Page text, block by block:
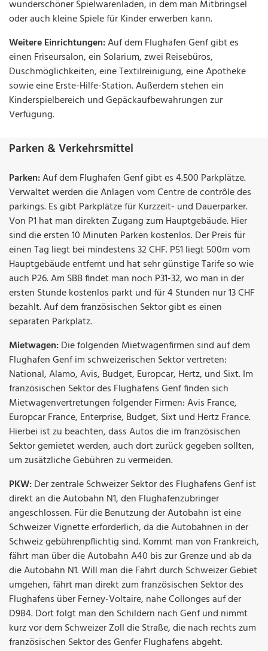
wunderschöner Spielwarenladen, in dem man Mitbringsel
oder auch kleine Spiele für Kinder erwerben kann.
Weitere Einrichtungen:Auf dem Flughafen Genf gibt es
einen Friseursalon, ein Solarium, zwei Reisebüros,
Duschmöglichkeiten, eine Textilreinigung, eine Apotheke
sowie eine Erste-Hilfe-Station. Außerdem stehen ein
Kinderspielbereich und Gepäckaufbewahrungen zur
Verfügung.
Parken & Verkehrsmittel
Parken:Auf dem Flughafen Genf gibt es 4.500 Parkplätze.
Verwaltet werden die Anlagen vom Centre de contrôle des
parkings. Es gibt Parkplätze für Kurzzeit- und Dauerparker.
Von P1 hat man direkten Zugang zum Hauptgebäude. Hier
sind die ersten 10 Minuten Parken kostenlos. Der Preis für
einen Tag liegt bei mindestens 32 CHF. P51 liegt 500m vom
Hauptgebäude entfernt und hat sehr günstige Tarife so wie
auch P26. Am SBB findet man noch P31-32, wo man in der
ersten Stunde kostenlos parkt und für 4 Stunden nur 13 CHF
bezahlt. Auf dem französischen Sektor gibt es einen
separaten Parkplatz.
Mietwagen:Die folgenden Mietwagenfirmen sind auf dem
Flughafen Genf im schweizerischen Sektor vertreten:
National, Alamo, Avis, Budget, Europcar, Hertz, und Sixt. Im
französischen Sektor des Flughafens Genf finden sich
Mietwagenvertretungen folgender Firmen: Avis France,
Europcar France, Enterprise, Budget, Sixt und Hertz France.
Hierbei ist zu beachten, dass Autos die im französischen
Sektor gemietet werden, auch dort zurück gegeben sollten,
um zusätzliche Gebühren zu vermeiden.
PKW:Der zentrale Schweizer Sektor des Flughafens Genf ist
direkt an die Autobahn N1, den Flughafenzubringer
angeschlossen. Für die Benutzung der Autobahn ist eine
Schweizer Vignette erforderlich, da die Autobahnen in der
Schweiz gebührenpflichtig sind. Kommt man von Frankreich,
fährt man über die Autobahn A40 bis zur Grenze und ab da
die Autobahn N1. Will man die Fahrt durch Schweizer Gebiet
umgehen, fährt man direkt zum französischen Sektor des
Flughafens über Ferney-Voltaire, nahe Collonges auf der
D984. Dort folgt man den Schildern nach Genf und nimmt
kurz vor dem Schweizer Zoll die Straße, die nach rechts zum
französischen Sektor des Genfer Flughafens abgeht.